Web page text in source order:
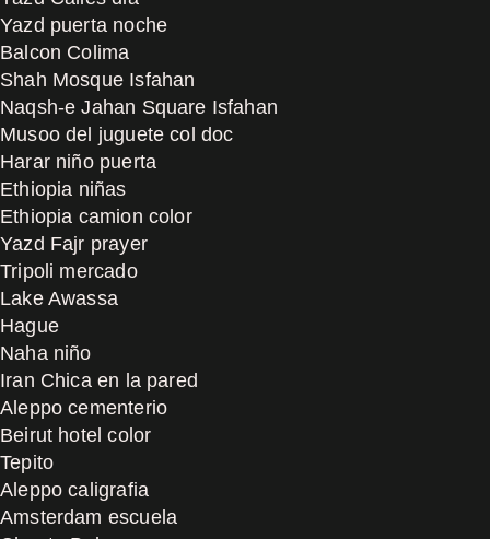
Yazd puerta noche
Balcon Colima
Shah Mosque Isfahan
Naqsh-e Jahan Square Isfahan
Musoo del juguete col doc
Harar niño puerta
Ethiopia niñas
Ethiopia camion color
Yazd Fajr prayer
Tripoli mercado
Lake Awassa
Hague
Naha niño
Iran Chica en la pared
Aleppo cementerio
Beirut hotel color
Tepito
Aleppo caligrafia
Amsterdam escuela